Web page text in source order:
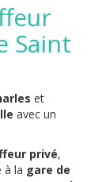
Saint
et
avec un
privé,
à la gare de